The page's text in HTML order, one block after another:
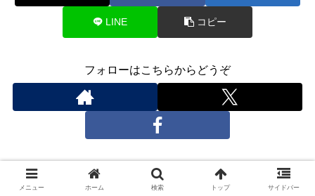
LINE コピー
フォローはこちらからどうぞ
関連記事
メニュー ホーム 検索 トップ サイドバー